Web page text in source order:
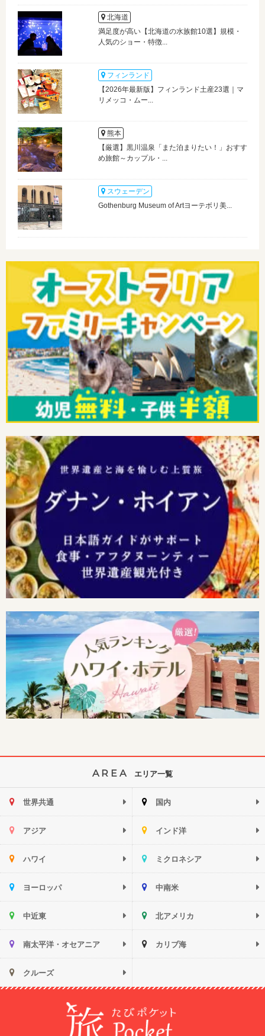
北海道
満足度が高い【北海道の水族館10選】規模・
人気のショー・特徴...
フィンランド
【2026年最新版】フィンランド土産23選｜マ
リメッコ・ムー...
熊本
【厳選】黒川温泉「また泊まりたい！」おすす
め旅館～カップル・...
スウェーデン
Gothenburg Museum of Artヨーテボリ美...
AREA エリア一覧
世界共通 国内
アジア インド洋
ハワイ ミクロネシア
ヨーロッパ 中南米
中近東 北アメリカ
南太平洋・オセアニア カリブ海
クルーズ